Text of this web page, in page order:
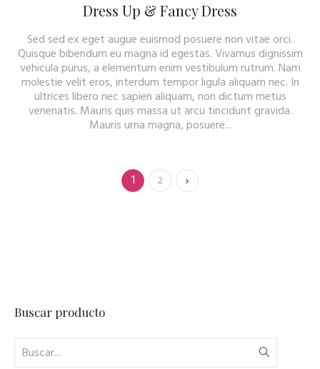
Dress Up & Fancy Dress
Sed sed ex eget augue euismod posuere non vitae orci.
Quisque bibendum eu magna id egestas. Vivamus dignissim
vehicula purus, a elementum enim vestibulum rutrum. Nam
molestie velit eros, interdum tempor ligula aliquam nec. In
ultrices libero nec sapien aliquam, non dictum metus
venenatis. Mauris quis massa ut arcu tincidunt gravida.
Mauris urna magna, posuere...
1 2
Buscar producto